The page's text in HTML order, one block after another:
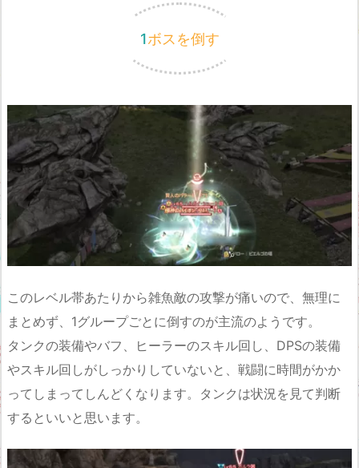
1ボスを倒す
このレベル帯あたりから雑魚敵の攻撃が痛いので、無理に
まとめず、1グループごとに倒すのが主流のようです。
タンクの装備やバフ、ヒーラーのスキル回し、DPSの装備
やスキル回しがしっかりしていないと、戦闘に時間がかか
ってしまってしんどくなります。タンクは状況を見て判断
するといいと思います。